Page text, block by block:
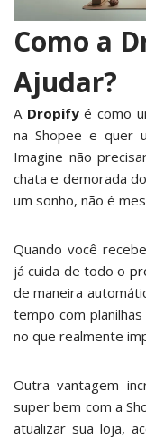
Como a
Ajudar?
A Dropifyé como
na Shopee e quer
Imagine não
chata e demorada
um sonho, não é
Quando você
já cuida de todo o
de maneira
tempo com
no que realmente
Outra vantagem
super bem com a
atualizar sua loja,